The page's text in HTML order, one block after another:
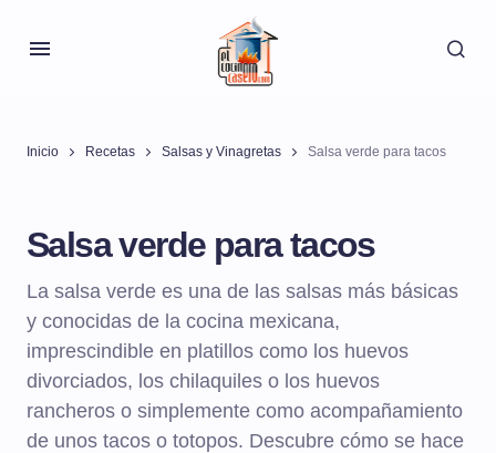
Inicio Recetas Salsas y Vinagretas Salsa verde para tacos
Salsa verde para tacos
La salsa verde es una de las salsas más básicas
y conocidas de la cocina mexicana,
imprescindible en platillos como los huevos
divorciados, los chilaquiles o los huevos
rancheros o simplemente como acompañamiento
de unos tacos o totopos. Descubre cómo se hace